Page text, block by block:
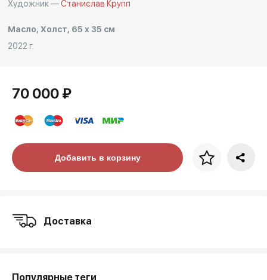
Художник —Станислав Крупп
Масло, Холст, 65 x 35 см
2022 г.
70 000 ₽
Цена за багетДобавить в корзину
Доставка
Популярные теги